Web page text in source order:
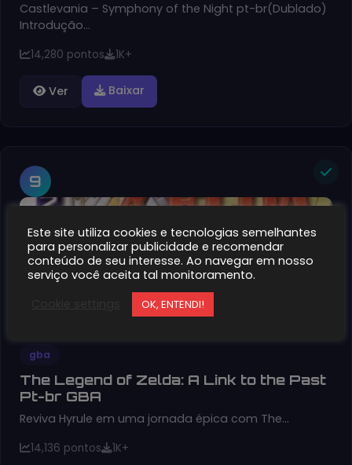
Castlevania – Symphony of the Night pt-br(Dublado)
Introdução…
14,280 pontos 1K+
Ver Baixar
9
gba
The Legend of Zelda: A Link to the Past
Pt-br GBA
Reviva Hyrule em uma jornada épica com The…
14,136 pontos 1K+
Este site utiliza cookies e tecnologias semelhantes
para personalizar publicidade e recomendar
conteúdo de seu interesse. Ao navegar em nosso
serviço você aceita tal monitoramento.
OK, ENTENDI!